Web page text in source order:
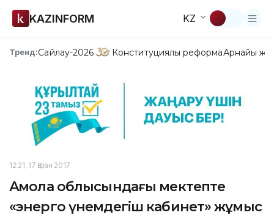
KAZINFORM KZ
Тренд:Сайлау-2026 Конституциялық реформаАрнайы
12:21, 17 Қазан 2017
Ақмола облысындағы мектепте
«энерго үнемдегіш кабинет» жұмыс